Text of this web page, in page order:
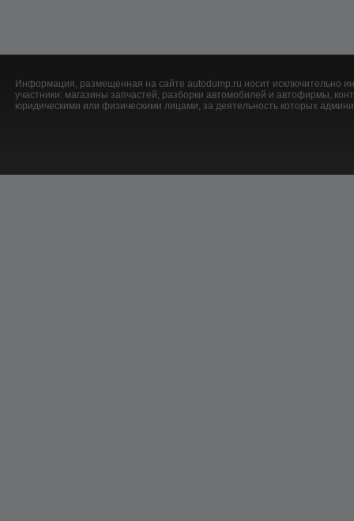
Информация, размещенная на сайте autodump.ru носит исключительно
участники: магазины запчастей, разборки автомобилей и автофирмы,
юридическими или физическими лицами, за деятельность которых